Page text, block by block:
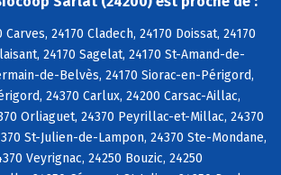
24170 Cladech, 24170 Doissat, 24170
24170 Sagelat, 24170 St-Amand-de-
de-Belvès, 24170 Siorac-en-Périgord,
24370 Carlux, 24200 Carsac-Aillac,
Orliaguet, 24370 Peyrillac-et-Millac, 24370
St-Julien-de-Lampon, 24370 Ste-Mondane,
Veyrignac, 24250 Bouzic, 24250